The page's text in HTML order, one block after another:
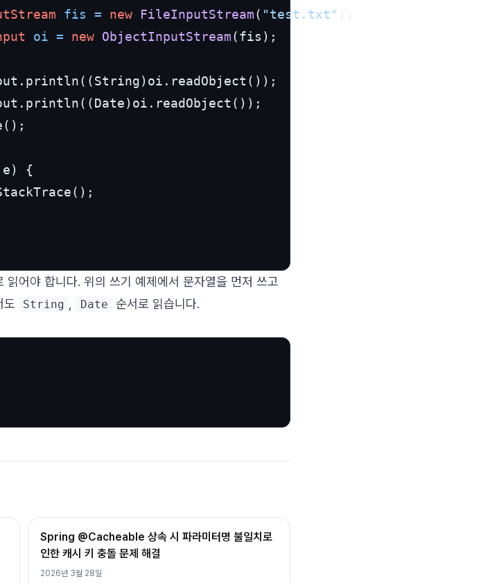
fis = new FileInputStream( "test.txt" );
oi = new ObjectInputStream(fis);
e) {
어야 합니다. 위의 쓰기 예제에서 문자열을 먼저 쓰고
도 String Date
순서로 읽습니다.
Spring @Cacheable 상속 시 파라미터명 불일치로
인한 캐시 키 충돌 문제 해결
2026년 3월 28일